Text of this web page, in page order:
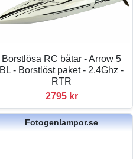
Borstlösa RC båtar - Arrow 5
BL - Borstlöst paket - 2,4Ghz -
RTR
2795 kr
Fotogenlampor.se